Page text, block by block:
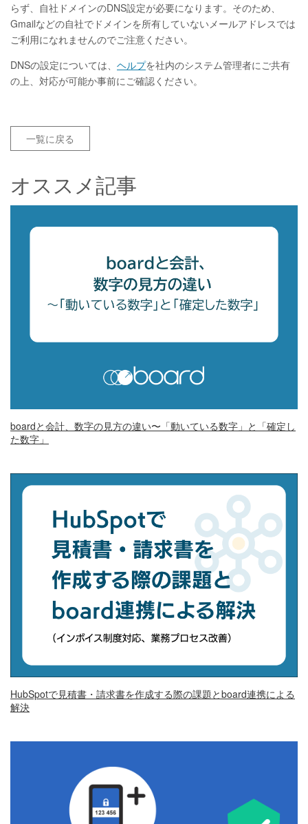
らず、自社ドメインのDNS設定が必要になります。そのため、
Gmailなどの自社でドメインを所有していないメールアドレスでは
ご利用になれませんのでご注意ください。
DNSの設定については、 ヘルプを社内のシステム管理者にご共有
の上、対応が可能か事前にご確認ください。
一覧に戻る
オススメ記事
boardと会計、数字の見方の違い〜「動いている数字」と「確定し
た数字」
HubSpotで見積書・請求書を作成する際の課題とboard連携による
解決